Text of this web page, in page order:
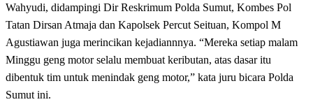
Wahyudi, didampingi Dir Reskrimum Polda Sumut, Kombes Pol
Tatan Dirsan Atmaja dan Kapolsek Percut Seituan, Kompol M
Agustiawan juga merincikan kejadiannnya. “Mereka setiap malam
Minggu geng motor selalu membuat keributan, atas dasar itu
dibentuk tim untuk menindak geng motor,” kata juru bicara Polda
Sumut ini.